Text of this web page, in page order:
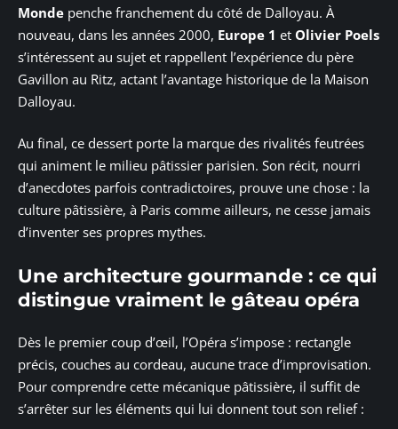
Monde penche franchement du côté de Dalloyau. À
nouveau, dans les années 2000, Europe 1 et Olivier Poels
s’intéressent au sujet et rappellent l’expérience du père
Gavillon au Ritz, actant l’avantage historique de la Maison
Dalloyau.
Au final, ce dessert porte la marque des rivalités feutrées
qui animent le milieu pâtissier parisien. Son récit, nourri
d’anecdotes parfois contradictoires, prouve une chose : la
culture pâtissière, à Paris comme ailleurs, ne cesse jamais
d’inventer ses propres mythes.
Une architecture gourmande : ce qui
distingue vraiment le gâteau opéra
Dès le premier coup d’œil, l’Opéra s’impose : rectangle
précis, couches au cordeau, aucune trace d’improvisation.
Pour comprendre cette mécanique pâtissière, il suffit de
s’arrêter sur les éléments qui lui donnent tout son relief :